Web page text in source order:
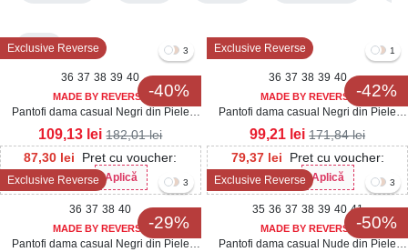
37
Exclusive Reverse
-40%
3
36 37 38 39 40
MADE BY REVERSE
Pantofi dama casual Negri din Piele
Ecologica Lacuita Seena3
87,30 lei
Pret cu voucher:
Her20
Aplică
109,13 lei 182,01lei
Exclusive Reverse
-42%
1
36 37 38 39 40
MADE BY REVERSE
Pantofi dama casual Negri din Piele
Ecologica Lacuita Diona3
79,37 lei
Pret cu voucher:
Her20
Aplică
99,21 lei 171,84lei
Exclusive Reverse
-29%
3
36 37 38 40
MADE BY REVERSE
Pantofi dama casual Negri din Piele
Exclusive Reverse
-50%
3
35 36 37 38 39 40 41
MADE BY REVERSE
Pantofi dama casual Nude din Piele